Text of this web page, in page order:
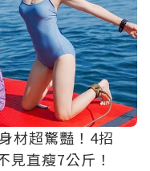
材超驚豔！4招
見直瘦7公斤！